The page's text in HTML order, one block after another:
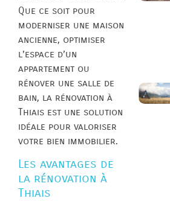
Que ce soit pour
moderniser une maison
ancienne, optimiser
l’espace d’un
appartement ou
rénover une salle de
bain, la rénovation à
Thiais est une solution
idéale pour valoriser
votre bien immobilier.
Les avantages de
la rénovation à
Thiais